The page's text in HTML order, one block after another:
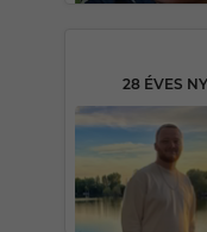
28 ÉVES